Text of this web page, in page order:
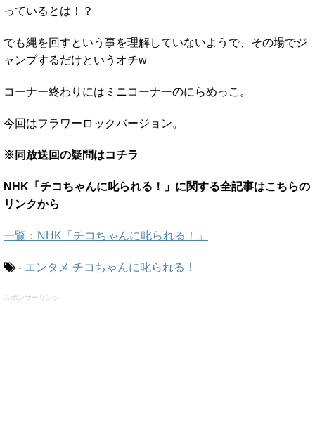
っているとは！？
でも縄を回すという事を理解していないようで、その場でジ
ャンプするだけというオチw
コーナー終わりにはミニコーナーのにらめっこ。
今回はフラワーロックバージョン。
※同放送回の疑問はコチラ
NHK「チコちゃんに叱られる！」に関する全記事はこちらの
リンクから
一覧：NHK「チコちゃんに叱られる！」
- エンタメ チコちゃんに叱られる！
スポンサーリンク